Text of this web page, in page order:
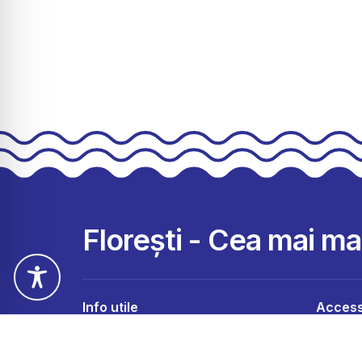
Florești - Cea mai
Info utile